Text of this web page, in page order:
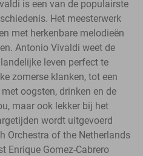
is een van de populairste
Het meesterwerk
met herkenbare melodieën
Antonio Vivaldi weet de
leven perfect te
zomerse klanken, tot een
oogsten, drinken en de
maar ook lekker bij het
wordt uitgevoerd
Orchestra of the Netherlands
Enrique Gomez-Cabrero